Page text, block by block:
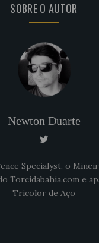
SOBRE O AUTOR
Newton Duarte
Specialyst, o
Torcidabahia.com e
Tricolor de Aço